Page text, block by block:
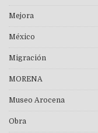
Mejora
México
Migración
MORENA
Museo Arocena
Obra